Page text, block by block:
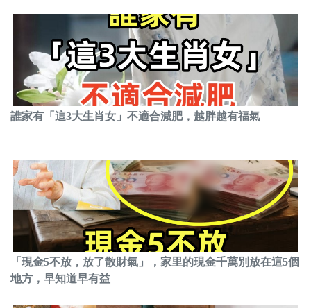
誰家有「這3大生肖女」不適合減肥，越胖越有福氣
「現金5不放，放了散財氣」，家里的現金千萬別放在這5個
地方，早知道早有益